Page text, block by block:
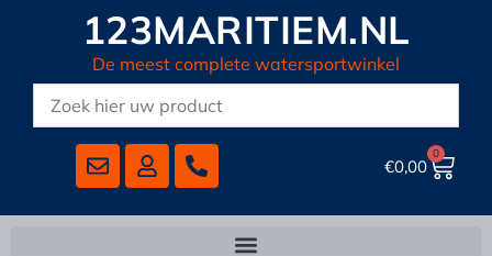
123MARITIEM.NL
De meest complete watersportwinkel
€0,00
0